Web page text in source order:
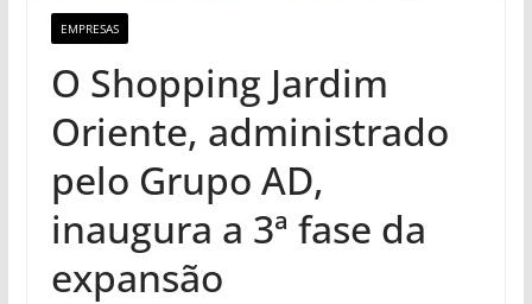
EMPRESAS
O Shopping Jardim
Oriente, administrado
pelo Grupo AD,
inaugura a 3ª fase da
expansão